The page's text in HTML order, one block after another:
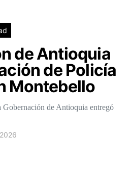
de Antioquia
de Policía
Montebello
Gobernación de Antioquia entregó